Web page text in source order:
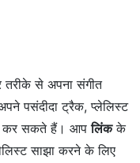
से अपना संगीत
पसंदीदा ट्रैक, प्लेलिस्ट
कर सकते हैं। आपलिंकके
साझा करने के लिए